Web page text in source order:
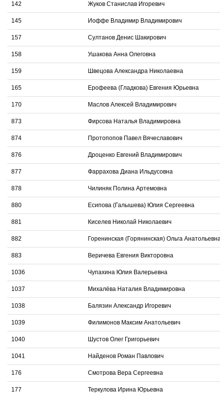
142 Жуков Станислав Игоревич
145 Иоффе Владимир Владимирович
157 Султанов Денис Шакирович
158 Ушакова Анна Олеговна
159 Швецова Александра Николаевна
165 Ерофеева (Гладкова) Евгения Юрьевна
170 Маслов Алексей Владимирович
873 Фирсова Наталья Владимировна
874 Протопопов Павел Вячеславович
876 Дроценко Евгений Владимирович
877 Фаррахова Диана Ильдусовна
878 Чилиняк Полина Артемовна
880 Есипова (Галышева) Юлия Сергеевна
881 Киселев Николай Николаевич
882 Горенинская (Горянинская) Ольга
883 Веричева Евгения Викторовна
1036 Чупахина Юлия Валерьевна
1037 Михалёва Наталия Владимировна
1038 Балязин Александр Игоревич
1039 Филимонов Максим Анатольевич
1040 Шустов Олег Григорьевич
1041 Найденов Роман Павлович
176 Смотрова Вера Сергеевна
177 Теркулова Ирина Юрьевна